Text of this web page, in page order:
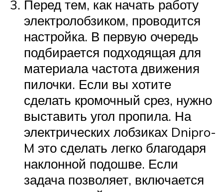
Перед тем, как начать работу
электролобзиком, проводится
настройка. В первую очередь
подбирается подходящая для
материала частота движения
пилочки. Если вы хотите
сделать кромочный срез, нужно
выставить угол пропила. На
электрических лобзиках Dnipro-
M это сделать легко благодаря
наклонной подошве. Если
задача позволяет, включается